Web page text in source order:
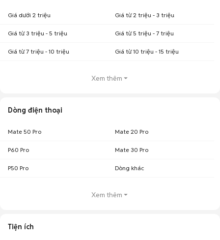
Giá dưới 2 triệu Giá từ 2 triệu - 3 triệu
Giá từ 3 triệu - 5 triệu Giá từ 5 triệu - 7 triệu
Giá từ 7 triệu - 10 triệu Giá từ 10 triệu - 15 triệu
Xem thêm
Dòng điện thoại
Mate 50 Pro Mate 20 Pro
P60 Pro Mate 30 Pro
P50 Pro Dòng khác
Xem thêm
Tiện ích